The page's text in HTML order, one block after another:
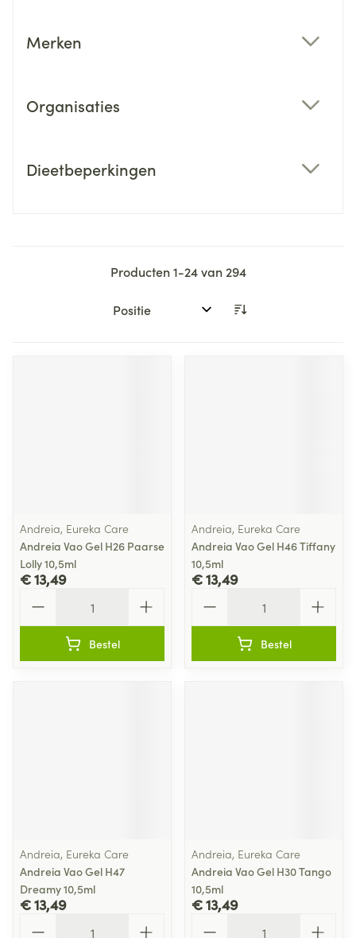
Merken
Organisaties
Dieetbeperkingen
Producten1-24van 294
Sorteer op:
Andreia, Eureka Care
Andreia Vao Gel H26 Paarse
Lolly 10,5ml
€ 13,49
Bestel
Andreia, Eureka Care
Andreia Vao Gel H46 Tiffany
10,5ml
€ 13,49
Bestel
Andreia, Eureka Care
Andreia Vao Gel H47
Dreamy 10,5ml
€ 13,49
Andreia, Eureka Care
Andreia Vao Gel H30 Tango
10,5ml
€ 13,49